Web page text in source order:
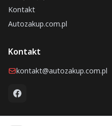
Kontakt
Autozakup.com.pl
Kontakt
kontakt@autozakup.com.pl